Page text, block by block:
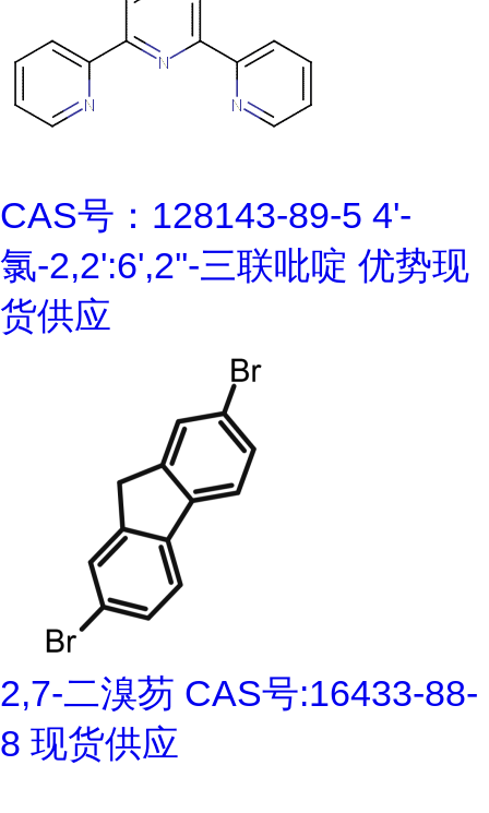
CAS号：128143-89-5 4'-
氯-2,2':6',2''-三联吡啶 优势现
货供应
2,7-二溴芴 CAS号:16433-88-
8 现货供应